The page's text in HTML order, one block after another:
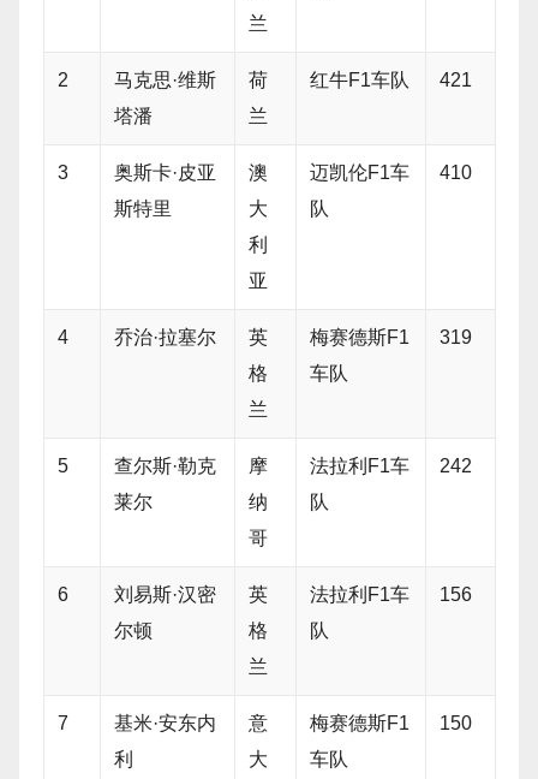
兰
2
马克思·维斯
塔潘
荷
兰
红牛F1车队 421
3
奥斯卡·皮亚
斯特里
澳
大
利
亚
迈凯伦F1车
队
410
4 乔治·拉塞尔
英
格
兰
梅赛德斯F1
车队
319
5
查尔斯·勒克
莱尔
摩
纳
哥
法拉利F1车
队
242
6
刘易斯·汉密
尔顿
英
格
兰
法拉利F1车
队
156
7
基米·安东内
利
意
大
梅赛德斯F1
车队
150